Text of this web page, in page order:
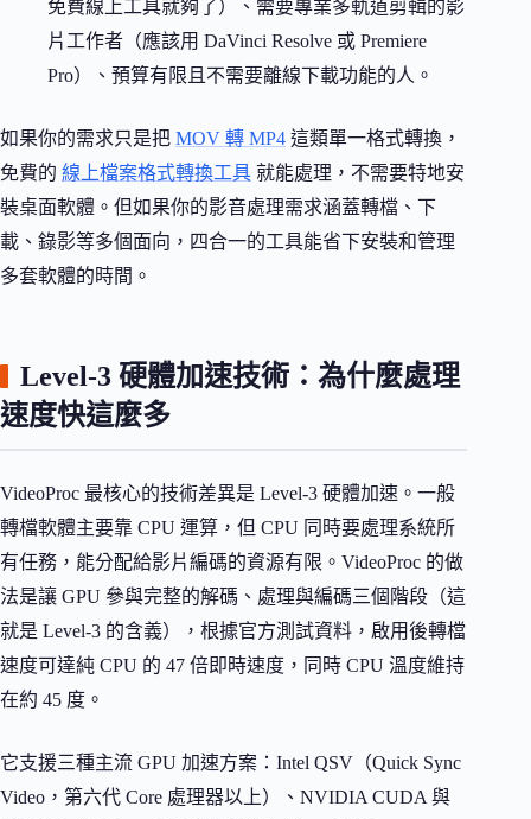
免費線上工具就夠了）、需要專業多軌道剪輯的影
片工作者（應該用 DaVinci Resolve 或 Premiere
Pro）、預算有限且不需要離線下載功能的人。
如果你的需求只是把 MOV 轉 MP4 這類單一格式轉換，
免費的 線上檔案格式轉換工具 就能處理，不需要特地安
裝桌面軟體。但如果你的影音處理需求涵蓋轉檔、下
載、錄影等多個面向，四合一的工具能省下安裝和管理
多套軟體的時間。
Level-3 硬體加速技術：為什麼處理
速度快這麼多
VideoProc 最核心的技術差異是 Level-3 硬體加速。一般
轉檔軟體主要靠 CPU 運算，但 CPU 同時要處理系統所
有任務，能分配給影片編碼的資源有限。VideoProc 的做
法是讓 GPU 參與完整的解碼、處理與編碼三個階段（這
就是 Level-3 的含義），根據官方測試資料，啟用後轉檔
速度可達純 CPU 的 47 倍即時速度，同時 CPU 溫度維持
在約 45 度。
它支援三種主流 GPU 加速方案：Intel QSV（Quick Sync
Video，第六代 Core 處理器以上）、NVIDIA CUDA 與